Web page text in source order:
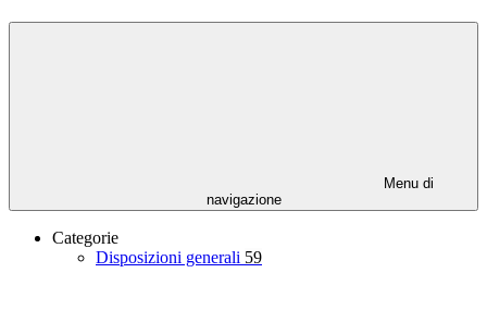
Menu di
navigazione
Categorie
Disposizioni generali 59